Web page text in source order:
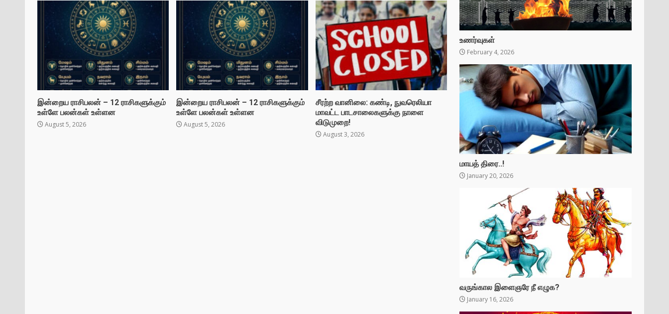
இன்றைய ராசிபலன் – 12 ராசிகளுக்கும்
உள்ளே பலன்கள் உள்ளன
August 5, 2026
இன்றைய ராசிபலன் – 12 ராசிகளுக்கும்
உள்ளே பலன்கள் உள்ளன
August 5, 2026
சீரற்ற வானிலை: கண்டி, நுவரெலியா
மாவட்ட பாடசாலைகளுக்கு நாளை
விடுமுறை!
August 3, 2026
உணர்வுகள்
February 4, 2026
மாயத் திரை..!
January 20, 2026
வருங்கால இளைஞரே நீ எழுக?
January 16, 2026